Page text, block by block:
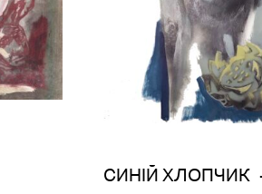
СИНІЙ ХЛОПЧИК